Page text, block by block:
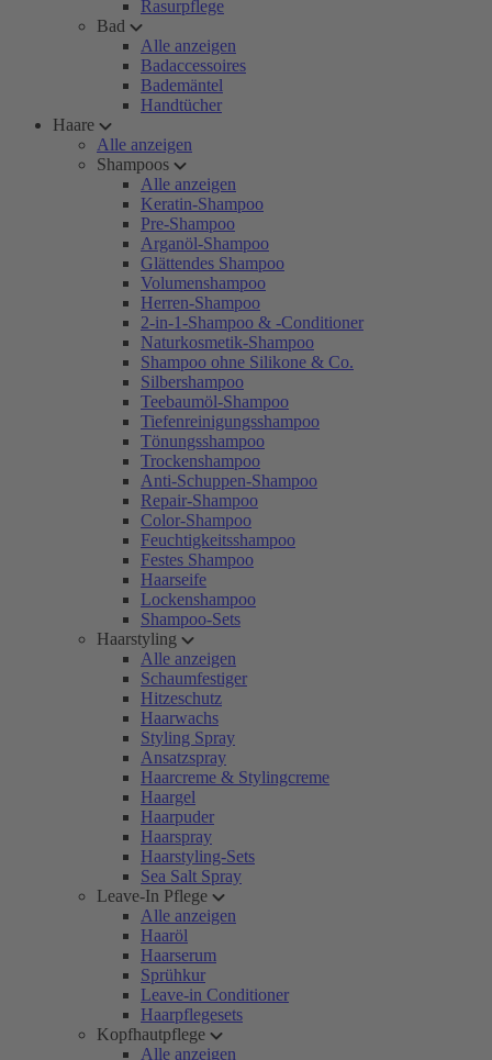
Rasurpflege
Bad
Alle anzeigen
Badaccessoires
Bademäntel
Handtücher
Haare
Alle anzeigen
Shampoos
Alle anzeigen
Keratin-Shampoo
Pre-Shampoo
Arganöl-Shampoo
Glättendes Shampoo
Volumenshampoo
Herren-Shampoo
2-in-1-Shampoo & -Conditioner
Naturkosmetik-Shampoo
Shampoo ohne Silikone & Co.
Silbershampoo
Teebaumöl-Shampoo
Tiefenreinigungsshampoo
Tönungsshampoo
Trockenshampoo
Anti-Schuppen-Shampoo
Repair-Shampoo
Color-Shampoo
Feuchtigkeitsshampoo
Festes Shampoo
Haarseife
Lockenshampoo
Shampoo-Sets
Haarstyling
Alle anzeigen
Schaumfestiger
Hitzeschutz
Haarwachs
Styling Spray
Ansatzspray
Haarcreme & Stylingcreme
Haargel
Haarpuder
Haarspray
Haarstyling-Sets
Sea Salt Spray
Leave-In Pflege
Alle anzeigen
Haaröl
Haarserum
Sprühkur
Leave-in Conditioner
Haarpflegesets
Kopfhautpflege
Alle anzeigen